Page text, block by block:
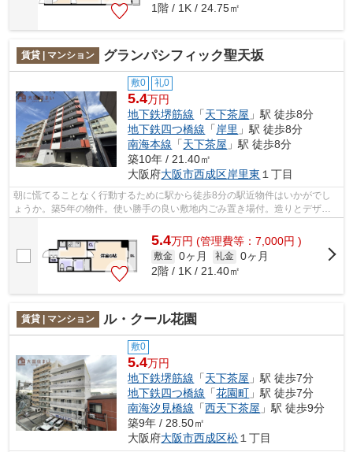
1階 / 1K / 24.75㎡
賃貸 | マンション グランパシフィック聖天坂
敷0 礼0
5.4万円
地下鉄堺筋線 「天下茶屋 」駅 徒歩8分
地下鉄四つ橋線 「 岸里 」駅 徒歩8分
南海本線 「天下茶屋 」駅 徒歩8分
築10年 / 21.40㎡
大阪府大阪市西成区岸里東 １丁目
朝に慌てることなく行動するために駅から徒歩8分の駅近物件はいかがでし
ょうか。築5年の物件。使い勝手の良い敷地内ごみ置き場付。造りとデザイ
ンに関して、自信をもって情報を提供で...
5.4万円 (管理費等：7,000円 )
敷金 0ヶ月 礼金 0ヶ月
2階 / 1K / 21.40㎡
賃貸 | マンション ル・クール花園
敷0
5.4万円
地下鉄堺筋線 「天下茶屋 」駅 徒歩7分
地下鉄四つ橋線 「花園町 」駅 徒歩7分
南海汐見橋線 「西天下茶屋 」駅 徒歩9分
築9年 / 28.50㎡
大阪府大阪市西成区松 １丁目